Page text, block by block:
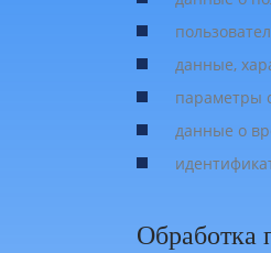
данные,
параметры
данные о
Обработка